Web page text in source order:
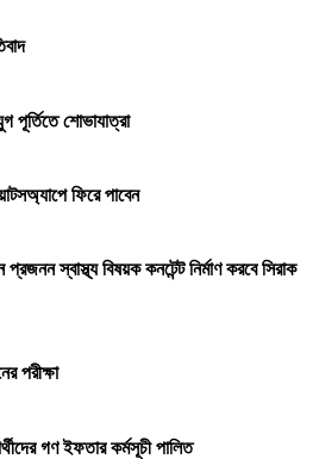
পূর্তিতে শোভাযাত্রা
ফিরে পাবেন
স্বাস্থ্য বিষয়ক কনটেন্ট নির্মাণ করবে সিরাক
পরীক্ষা
গণ ইফতার কর্মসূচী পালিত